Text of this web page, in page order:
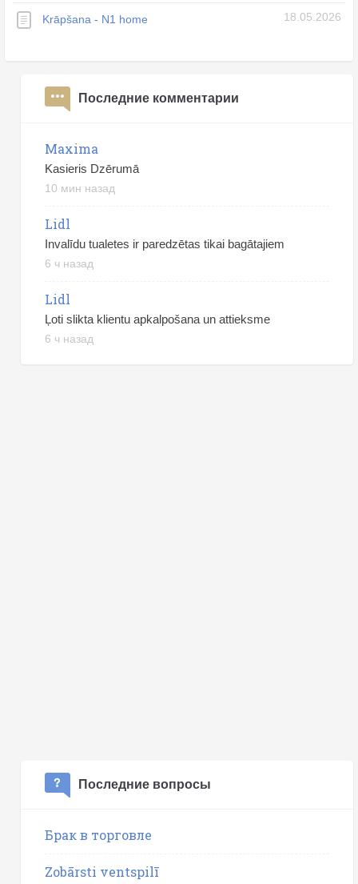
Krāpšana - N1 home 18.05.2026
Последние комментарии
Maxima
Kasieris Dzērumā
10 мин назад
Lidl
Invalīdu tualetes ir paredzētas tikai bagātajiem
6 ч назад
Lidl
Ļoti slikta klientu apkalpošana un attieksme
6 ч назад
Последние вопросы
Брак в торговле
Zobārsti ventspilī